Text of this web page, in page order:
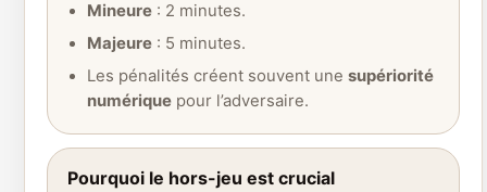
Mineure : 2 minutes.
Majeure : 5 minutes.
Les pénalités créent souvent une supériorité
numérique pour l’adversaire.
Pourquoi le hors-jeu est crucial